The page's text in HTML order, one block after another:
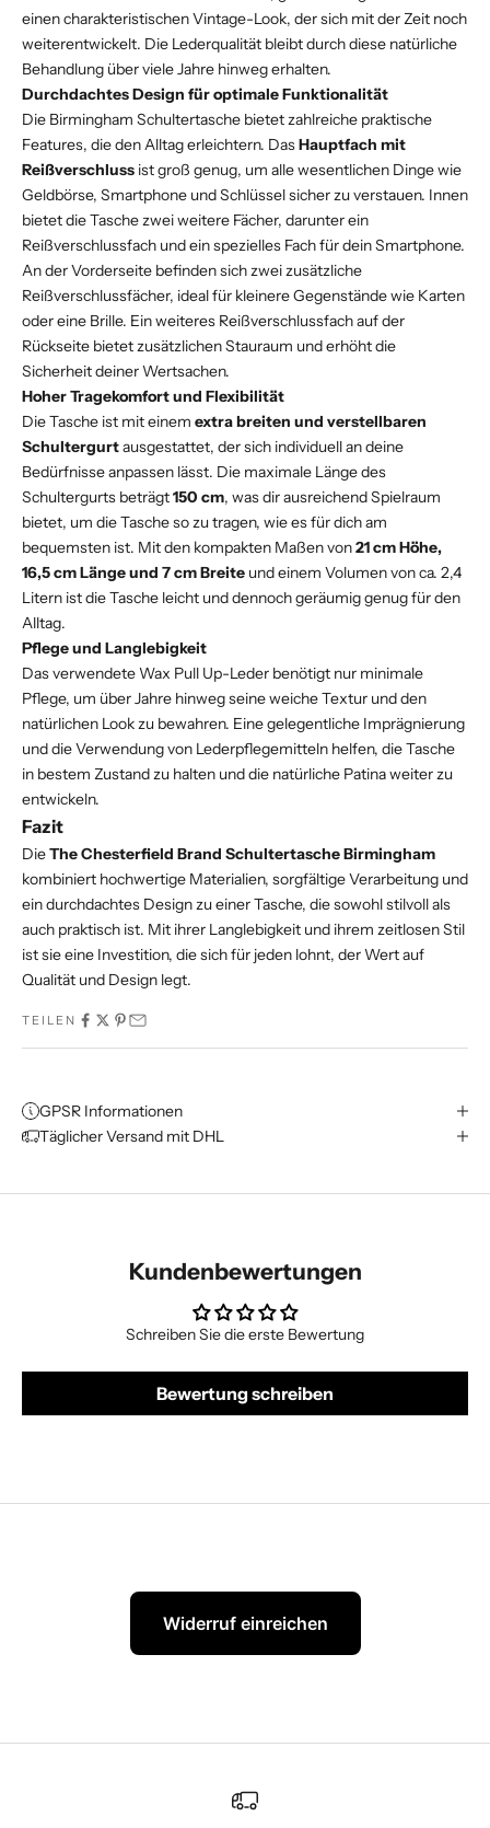
einen charakteristischen Vintage-Look, der sich mit der Zeit noch
weiterentwickelt. Die Lederqualität bleibt durch diese natürliche
Behandlung über viele Jahre hinweg erhalten.
Durchdachtes Design für optimale Funktionalität
Die Birmingham Schultertasche bietet zahlreiche praktische
Features, die den Alltag erleichtern. DasHauptfach mit
Reißverschluss ist groß genug, um alle wesentlichen Dinge wie
Geldbörse, Smartphone und Schlüssel sicher zu verstauen. Innen
bietet die Tasche zwei weitere Fächer, darunter ein
Reißverschlussfach und ein spezielles Fach für dein Smartphone.
An der Vorderseite befinden sich zwei zusätzliche
Reißverschlussfächer, ideal für kleinere Gegenstände wie Karten
oder eine Brille. Ein weiteres Reißverschlussfach auf der
Rückseite bietet zusätzlichen Stauraum und erhöht die
Sicherheit deiner Wertsachen.
Hoher Tragekomfort und Flexibilität
Die Tasche ist mit einem extra breiten und verstellbaren
Schultergurtausgestattet, der sich individuell an deine
Bedürfnisse anpassen lässt. Die maximale Länge des
Schultergurts beträgt150 cm, was dir ausreichend Spielraum
bietet, um die Tasche so zu tragen, wie es für dich am
bequemsten ist. Mit den kompakten Maßen von21 cm Höhe,
16,5 cm Länge und 7 cm Breite und einem Volumen von ca. 2,4
Litern ist die Tasche leicht und dennoch geräumig genug für den
Alltag.
Pflege und Langlebigkeit
Das verwendete Wax Pull Up-Leder benötigt nur minimale
Pflege, um über Jahre hinweg seine weiche Textur und den
natürlichen Look zu bewahren. Eine gelegentliche Imprägnierung
und die Verwendung von Lederpflegemitteln helfen, die Tasche
in bestem Zustand zu halten und die natürliche Patina weiter zu
entwickeln.
Fazit
DieThe Chesterfield Brand Schultertasche Birmingham
kombiniert hochwertige Materialien, sorgfältige Verarbeitung und
ein durchdachtes Design zu einer Tasche, die sowohl stilvoll als
auch praktisch ist. Mit ihrer Langlebigkeit und ihrem zeitlosen Stil
ist sie eine Investition, die sich für jeden lohnt, der Wert auf
Qualität und Design legt.
TEILEN
GPSR Informationen
Täglicher Versand mit DHL
Kundenbewertungen
Schreiben Sie die erste Bewertung
Bewertung schreiben
Widerruf einreichen